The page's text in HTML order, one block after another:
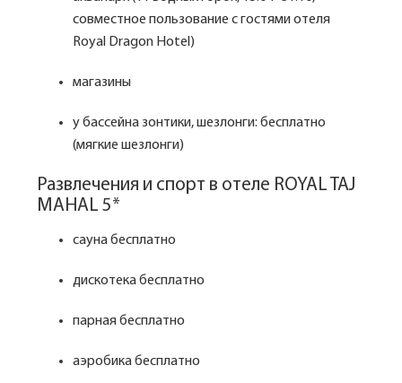
совместное пользование с гостями отеля
Royal Dragon Hotel)
магазины
у бассейна зонтики, шезлонги: бесплатно
(мягкие шезлонги)
Развлечения и спорт в отеле ROYAL TAJ
MAHAL 5*
сауна бесплатно
дискотека бесплатно
парная бесплатно
аэробика бесплатно